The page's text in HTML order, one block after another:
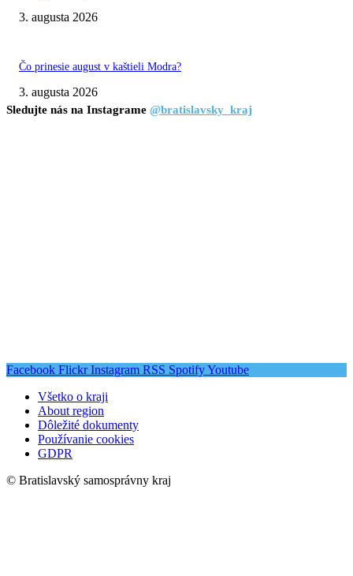
3. augusta 2026
Čo prinesie august v kaštieli Modra?
3. augusta 2026
Sledujte nás na Instagrame @bratislavsky_kraj
Facebook Flickr Instagram RSS SpotifyYoutube
Všetko o kraji
About region
Dôležité dokumenty
Používanie cookies
GDPR
© Bratislavský samosprávny kraj